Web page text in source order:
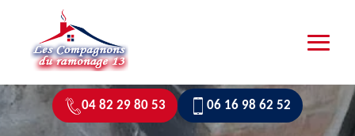
04 82 29 80 53 06 16 98 62 52